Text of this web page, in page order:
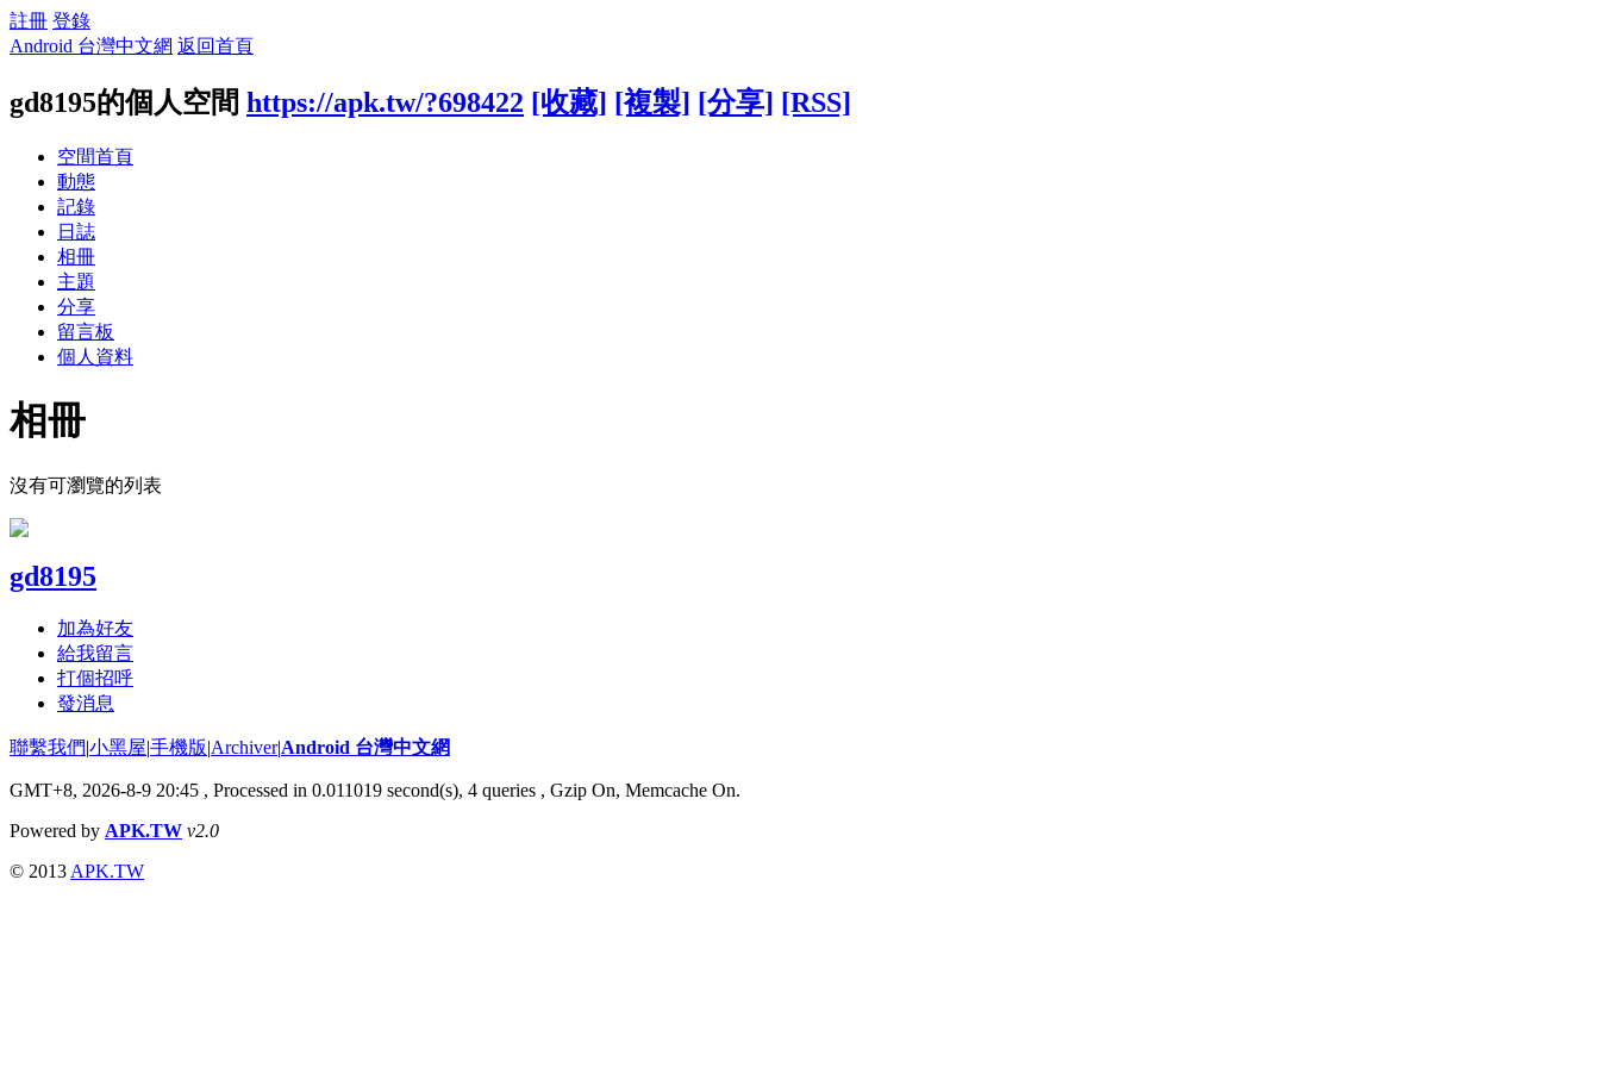
註冊 登錄
Android 台灣中文網 返回首頁
gd8195的個人空間 https://apk.tw/?698422 [收藏] [複製] [分享] [RSS]
空間首頁
動態
記錄
日誌
相冊
主題
分享
留言板
個人資料
相冊
沒有可瀏覽的列表
gd8195
加為好友
給我留言
打個招呼
發消息
聯繫我們|小黑屋|手機版|Archiver|Android 台灣中文網
GMT+8, 2026-8-9 20:45 , Processed in 0.011019 second(s), 4 queries , Gzip On, Memcache On.
Powered by APK.TW v2.0
© 2013 APK.TW